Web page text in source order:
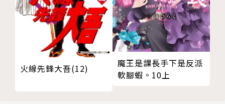
火線先鋒大吾(12)
魔王是課長手下是反派
軟腳蝦。10上